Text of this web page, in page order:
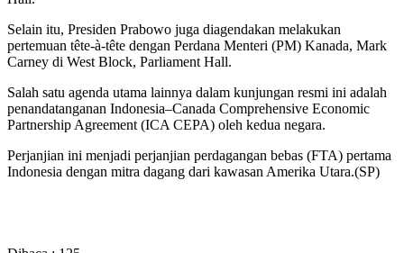
Selain itu, Presiden Prabowo juga diagendakan melakukan
pertemuan tête-à-tête dengan Perdana Menteri (PM) Kanada, Mark
Carney di West Block, Parliament Hall.
Salah satu agenda utama lainnya dalam kunjungan resmi ini adalah
penandatanganan Indonesia–Canada Comprehensive Economic
Partnership Agreement (ICA CEPA) oleh kedua negara.
Perjanjian ini menjadi perjanjian perdagangan bebas (FTA) pertama
Indonesia dengan mitra dagang dari kawasan Amerika Utara.(SP)